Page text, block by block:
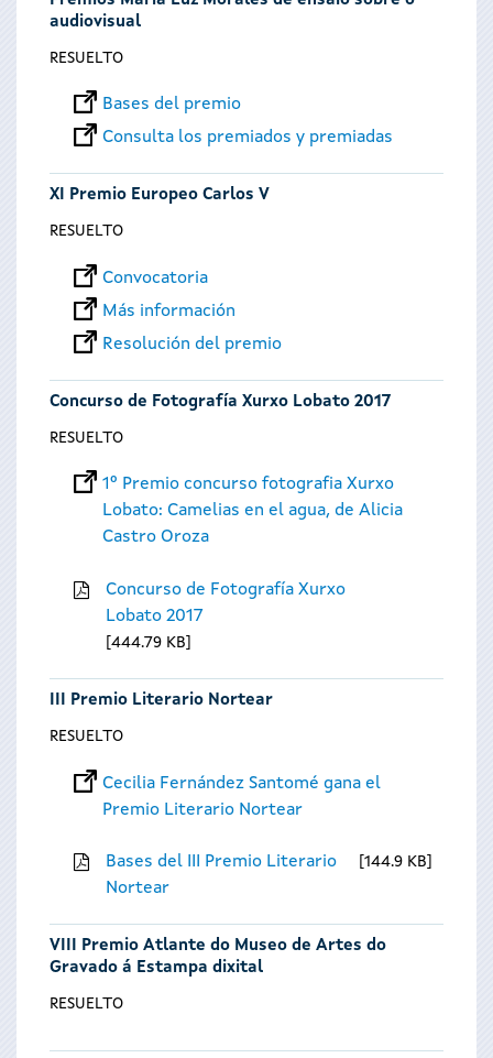
audiovisual
RESUELTO
Bases del premio
Consulta los premiados y premiadas
XI Premio Europeo Carlos V
RESUELTO
Convocatoria
Más información
Resolución del premio
Concurso de Fotografía Xurxo Lobato 2017
RESUELTO
1º Premio concurso fotografia Xurxo
Lobato: Camelias en el agua, de Alicia
Castro Oroza
Concurso de Fotografía Xurxo
Lobato 2017
444.79 KB
III Premio Literario Nortear
RESUELTO
Cecilia Fernández Santomé gana el
Premio Literario Nortear
Bases del III Premio Literario
Nortear
144.9 KB
VIII Premio Atlante do Museo de Artes do
Gravado á Estampa dixital
RESUELTO